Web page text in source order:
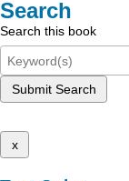
Search
Search this book
Submit Search
x